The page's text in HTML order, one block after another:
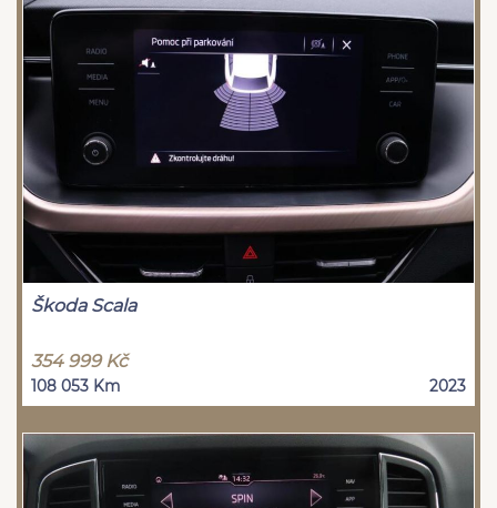
Škoda Scala
354 999 Kč
108 053 Km 2023